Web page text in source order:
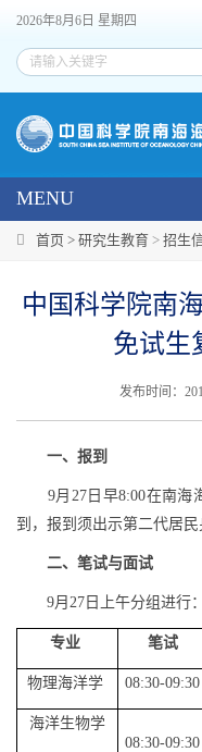
2026年8月6日 星期四
MENU
首页 > 研究生教育 > 招生
中国科学院南
免试生
发布时间：
一、报到
9月 27日早8:00在南海
到，报到须出示第二代居民
二、笔试与面试
9月 27 日上午分组进行：
专业 笔试
物理海洋学 08:30-09:30
海洋生物学
08:30-09:30